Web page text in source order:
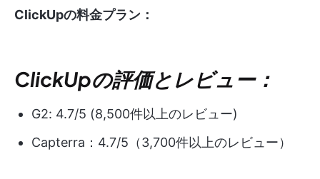
ClickUpの料金プラン：
ClickUpの評価とレビュー：
G2: 4.7/5 (8,500件以上のレビュー)
Capterra：4.7/5（3,700件以上のレビュー）